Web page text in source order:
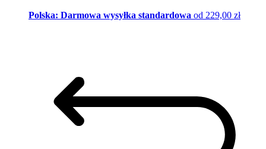
Polska: Darmowa wysyłka standardowa od 229,00 zł